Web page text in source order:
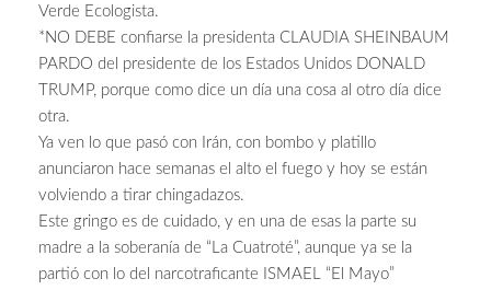
Verde Ecologista.
*NO DEBE confiarse la presidenta CLAUDIA SHEINBAUM
PARDO del presidente de los Estados Unidos DONALD
TRUMP, porque como dice un día una cosa al otro día dice
otra.
Ya ven lo que pasó con Irán, con bombo y platillo
anunciaron hace semanas el alto el fuego y hoy se están
volviendo a tirar chingadazos.
Este gringo es de cuidado, y en una de esas la parte su
madre a la soberanía de “La Cuatroté”, aunque ya se la
partió con lo del narcotraficante ISMAEL “El Mayo”